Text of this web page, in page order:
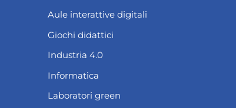
Aule interattive digitali
Giochi didattici
Industria 4.0
Informatica
Laboratori green